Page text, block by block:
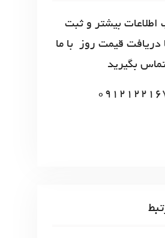
بیشتر و ثبت
قیمت روز با ما
بگیرید